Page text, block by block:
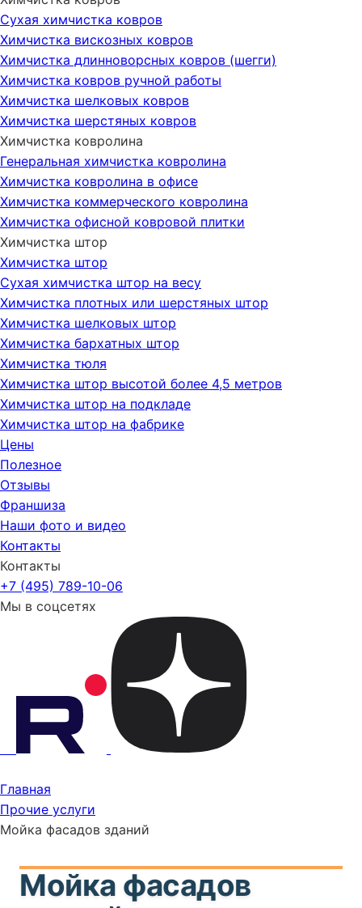
Сухая химчистка ковров
Химчистка вискозных ковров
Химчистка длинноворсных ковров (шегги)
Химчистка ковров ручной работы
Химчистка шелковых ковров
Химчистка шерстяных ковров
Химчистка ковролина
Генеральная химчистка ковролина
Химчистка ковролина в офисе
Химчистка коммерческого ковролина
Химчистка офисной ковровой плитки
Химчистка штор
Химчистка штор
Сухая химчистка штор на весу
Химчистка плотных или шерстяных штор
Химчистка шелковых штор
Химчистка бархатных штор
Химчистка тюля
Химчистка штор высотой более 4,5 метров
Химчистка штор на подкладе
Химчистка штор на фабрике
Цены
Полезное
Отзывы
Франшиза
Наши фото и видео
Контакты
Контакты
+7 (495) 789-10-06
Мы в соцсетях
Главная
Прочие услуги
Мойка фасадов зданий
Мойка фасадов